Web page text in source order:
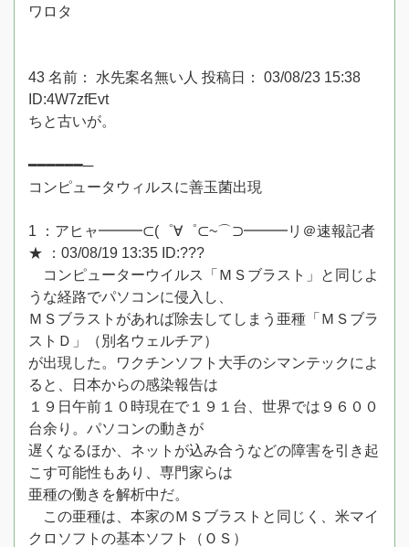
ワロタ
43 名前： 水先案名無い人 投稿日： 03/08/23 15:38
ID:4W7zfEvt
ちと古いが。
━━━━━━─
コンピュータウィルスに善玉菌出現
1 ：アヒャ━━━⊂(゜∀゜⊂~⌒⊃━━━リ＠速報記者
★ ：03/08/19 13:35 ID:???
コンピューターウイルス「ＭＳブラスト」と同じよ
うな経路でパソコンに侵入し、
ＭＳブラストがあれば除去してしまう亜種「ＭＳブラ
ストＤ」（別名ウェルチア）
が出現した。ワクチンソフト大手のシマンテックによ
ると、日本からの感染報告は
１９日午前１０時現在で１９１台、世界では９６００
台余り。パソコンの動きが
遅くなるほか、ネットが込み合うなどの障害を引き起
こす可能性もあり、専門家らは
亜種の働きを解析中だ。
この亜種は、本家のＭＳブラストと同じく、米マイ
クロソフトの基本ソフト（ＯＳ）